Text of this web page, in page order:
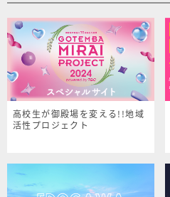
高校生が御殿場を変える!!地域
活性プロジェクト